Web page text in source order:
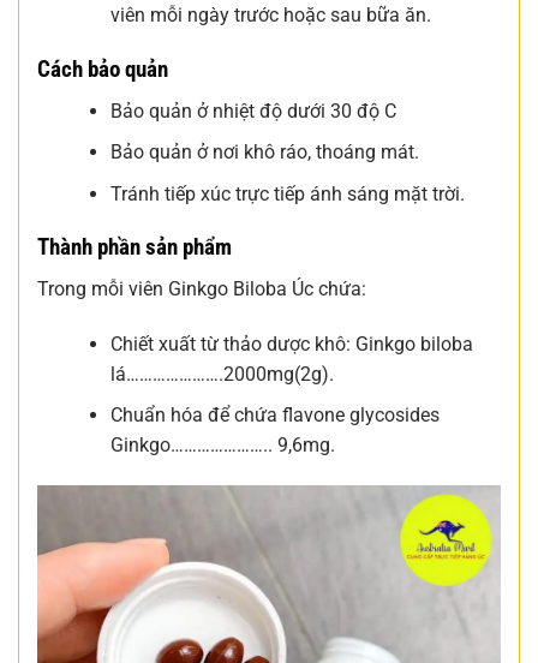
viên mỗi ngày trước hoặc sau bữa ăn.
Cách bảo quản
Bảo quản ở nhiệt độ dưới 30 độ C
Bảo quản ở nơi khô ráo, thoáng mát.
Tránh tiếp xúc trực tiếp ánh sáng mặt trời.
Thành phần sản phẩm
Trong mỗi viên Ginkgo Biloba Úc chứa:
Chiết xuất từ thảo dược khô: Ginkgo biloba
lá………………….2000mg(2g).
Chuẩn hóa để chứa flavone glycosides
Ginkgo………………….. 9,6mg.